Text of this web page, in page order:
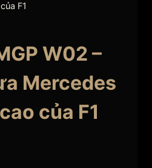
F1
W02 –
Mercedes
của F1